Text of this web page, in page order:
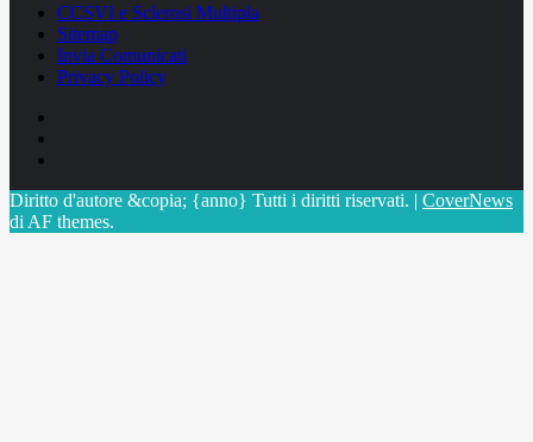
CCSVI e Sclerosi Multipla
Sitemap
Invia Comunicati
Privacy Policy
Diritto d'autore &copia; {anno} Tutti i diritti riservati. | CoverNews
di AF themes.